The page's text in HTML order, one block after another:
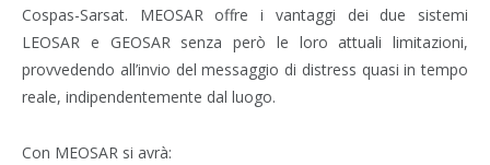
Cospas-Sarsat. MEOSAR offre i vantaggi dei due sistemi
LEOSAR e GEOSAR senza però le loro attuali limitazioni,
provvedendo all’invio del messaggio di distress quasi in tempo
reale, indipendentemente dal luogo.
Con MEOSAR si avrà: